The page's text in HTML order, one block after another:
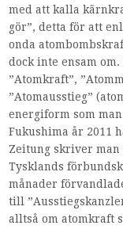
med att kalla
gör”, detta för att
onda
dock inte ensam
”Atomkraft”,
”Atomausstieg”
energiform som
Fukushima år 2011
Zeitung skriver
Tysklands
månader
till
alltså om atomkraft